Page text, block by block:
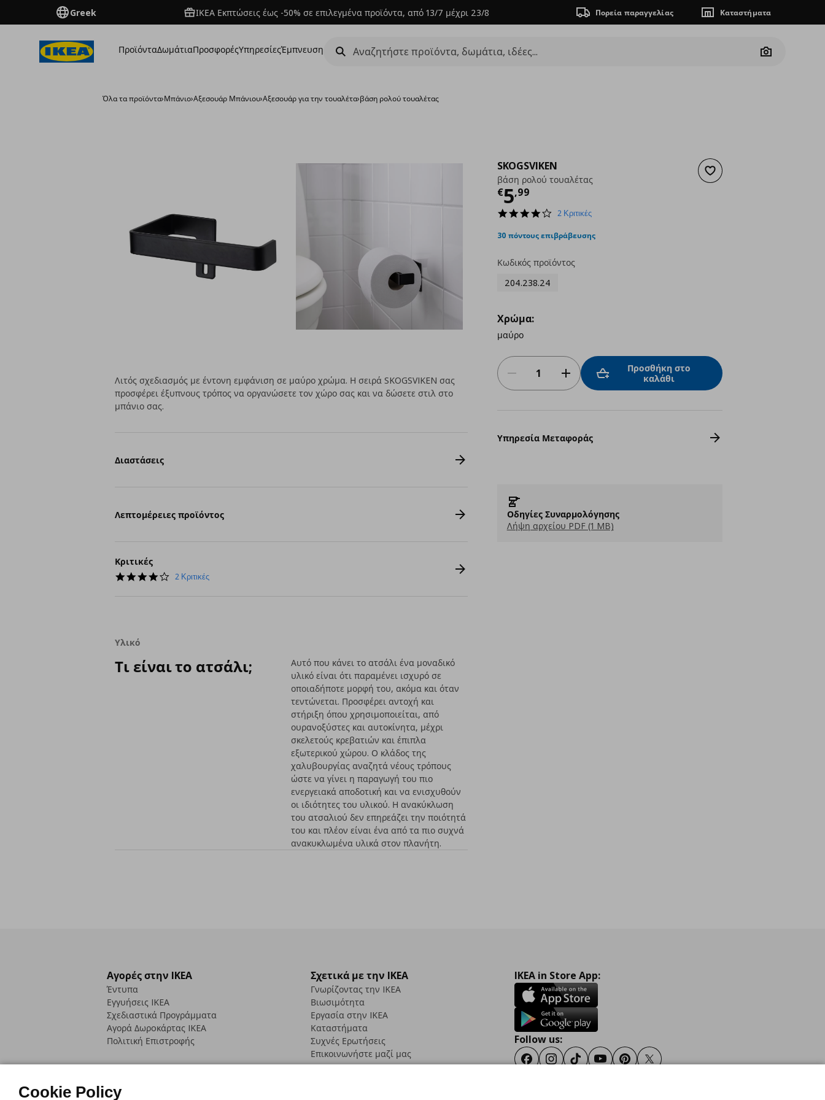
Greek ΙΚΕΑ Εκπτώσεις έως -50% σε επιλεγμένα προϊόντα, από 13/7 μέχρι 23/8 Πορεία παραγγελίας Καταστήματα
ΠροϊόνταΔωμάτιαΠροσφορέςΥπηρεσίεςΈμπνευση
Camera
Όλα τα προϊόντα›Μπάνιο›Αξεσουάρ Μπάνιου›Αξεσουάρ για την τουαλέτα›βάση ρολού τουαλέτας
Προσθήκη στα αγαπημένα
SKOGSVIKEN
βάση ρολού τουαλέτας
€5,99
Τρέχουσα τιμή
4.0
rating
2 Κριτικές
30 πόντους επιβράβευσης
Κωδικός προϊόντος
204.238.24
Χρώμα:
μαύρο
Προσθήκη στο
καλάθι
Υπηρεσία Μεταφοράς
Οδηγίες Συναρμολόγησης
Λήψη αρχείου PDF (1 MB)
Λιτός σχεδιασμός με έντονη εμφάνιση σε μαύρο χρώμα. Η σειρά SKOGSVIKEN σας
προσφέρει έξυπνους τρόπος να οργανώσετε τον χώρο σας και να δώσετε στιλ στο
μπάνιο σας.
Διαστάσεις
Λεπτομέρειες προϊόντος
Κριτικές
4.0
2 Κριτικές
Υλικό
Τι είναι το ατσάλι;
Αυτό που κάνει το ατσάλι ένα μοναδικό
υλικό είναι ότι παραμένει ισχυρό σε
οποιαδήποτε μορφή του, ακόμα και όταν
τεντώνεται. Προσφέρει αντοχή και
στήριξη όπου χρησιμοποιείται, από
ουρανοξύστες και αυτοκίνητα, μέχρι
σκελετούς κρεβατιών και έπιπλα
εξωτερικού χώρου. Ο κλάδος της
χαλυβουργίας αναζητά νέους τρόπους
ώστε να γίνει η παραγωγή του πιο
ενεργειακά αποδοτική και να ενισχυθούν
οι ιδιότητες του υλικού. Η ανακύκλωση
του ατσαλιού δεν επηρεάζει την ποιότητά
του και πλέον είναι ένα από τα πιο συχνά
ανακυκλωμένα υλικά στον πλανήτη.
Αγορές στην IKEA
Έντυπα
Εγγυήσεις IKEA
Σχεδιαστικά Προγράμματα
Αγορά Δωρoκάρτας IKEA
Πολιτική Επιστροφής
Σχετικά με την IKEA
Γνωρίζοντας την IKEA
Βιωσιμότητα
Εργασία στην IKEA
Καταστήματα
Συχνές Ερωτήσεις
Επικοινωνήστε μαζί μας
IKEA in Store App:
Follow us:
FacebookInstagram
TikTokYoutubePinterestTwitter
Cookie Policy